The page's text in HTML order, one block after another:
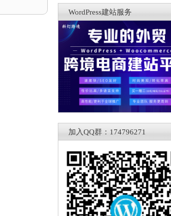
WordPress建站服务
加入QQ群：174796271